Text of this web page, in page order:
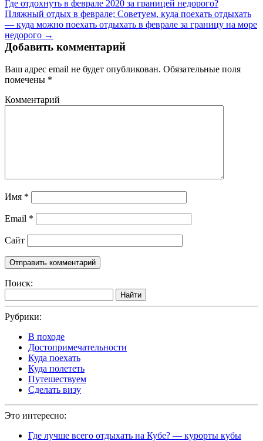
Где отдохнуть в феврале 2020 за границей недорого?
Пляжный отдых в феврале; Советуем, куда поехать отдыхать
— куда можно поехать отдыхать в феврале за границу на море
недорого →
Добавить комментарий
Ваш адрес email не будет опубликован. Обязательные поля
помечены *
Комментарий
Имя *
Email *
Сайт
Поиск:
Найти
Рубрики:
В походе
Достопримечательности
Куда поехать
Куда полететь
Путешествуем
Сделать визу
Это интересно:
Где лучше всего отдыхать на Кубе? — курорты кубы